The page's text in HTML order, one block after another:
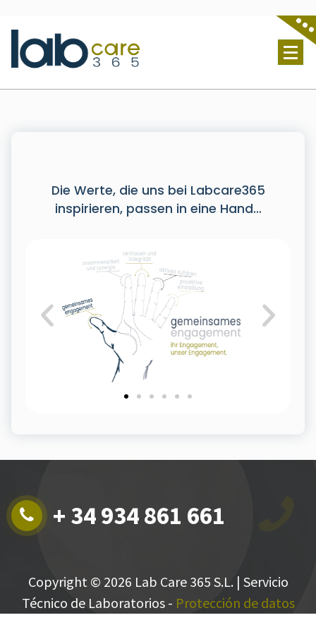
Die Werte, die uns bei Labcare365
inspirieren, passen in eine Hand…
+ 34 934 861 661
Copyright © 2026 Lab Care 365 S.L. | Servicio
Técnico de Laboratorios - Protección de datos